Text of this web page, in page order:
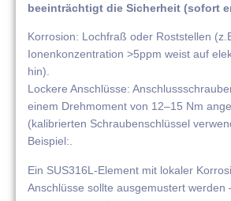
beeinträchtigt die Sicherheit (sofort
​​Korrosion​​: Lochfraß oder Roststellen
Ionenkonzentration >5ppm weist auf
hin).
​​Lockere Anschlüsse​​:
einem Drehmoment von 12–15 Nm
(kalibrierten Schraubenschlüssel
​​Beispiel​​:.
Ein SUS316L-Element mit lokaler
Anschlüsse sollte ausgemustert werden